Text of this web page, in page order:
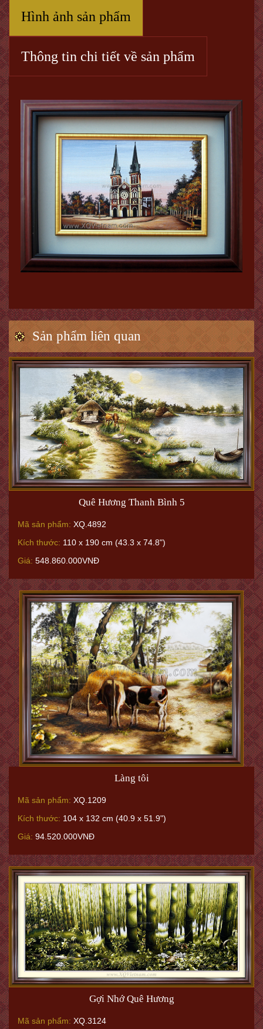
Hình ảnh sản phẩm
Thông tin chi tiết về sản phẩm
Sản phẩm liên quan
Quê Hương Thanh Bình 5
Mã sản phẩm: XQ.4892
Kích thước: 110 x 190 cm (43.3 x 74.8")
Giá: 548.860.000VNĐ
Làng tôi
Mã sản phẩm: XQ.1209
Kích thước: 104 x 132 cm (40.9 x 51.9")
Giá: 94.520.000VNĐ
Gợi Nhớ Quê Hương
Mã sản phẩm: XQ.3124